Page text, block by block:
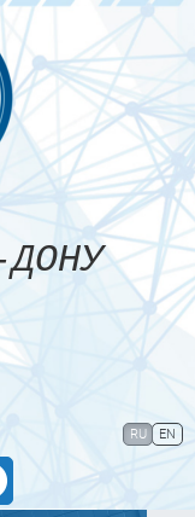
ДОНУ
внедрения
RU EN